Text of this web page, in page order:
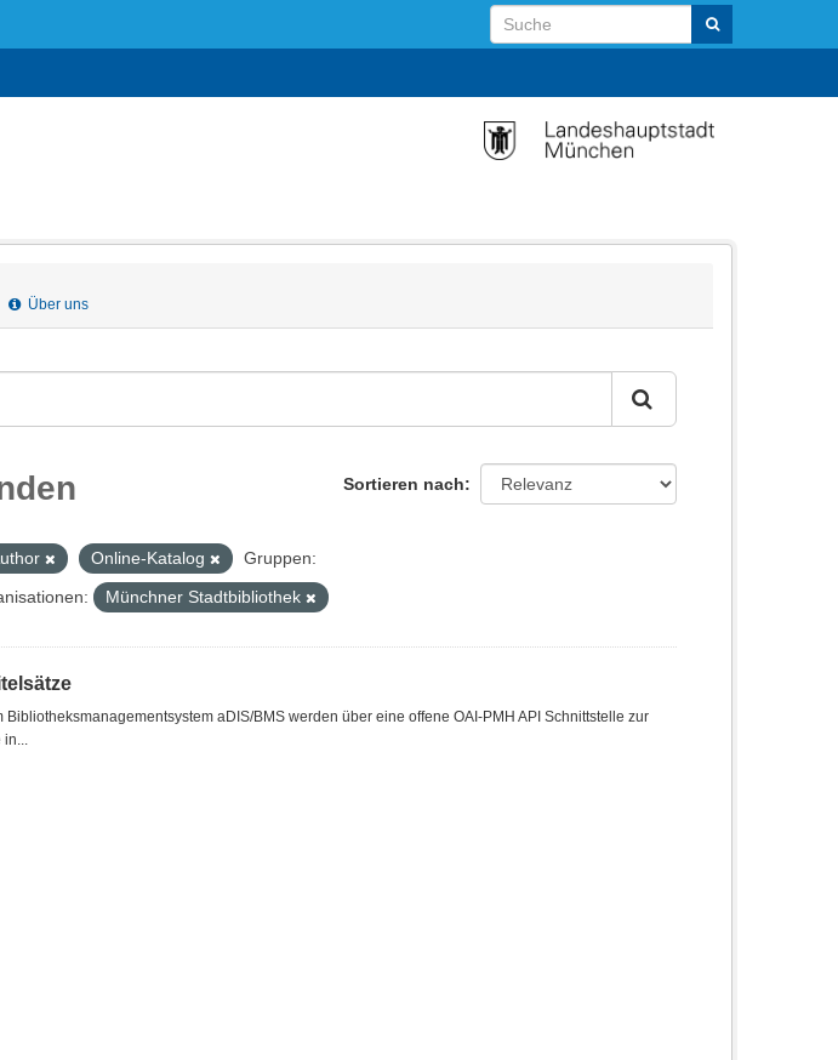
Über uns
Sortieren nach
Online-Katalog
Gruppen:
Münchner Stadtbibliothek
aDIS/BMS werden über eine offene OAI-PMH API Schnittstelle zur
in...